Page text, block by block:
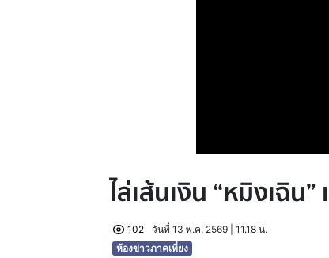
ไล่เส้นเงิน “หมิงเฉิน
102
วันที่ 13 พ.ค. 2569 | 11.18 น.
ห้องข่าวภาคเที่ยง